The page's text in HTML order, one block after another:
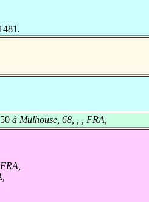
à Mulhouse, 68, , , FRA,